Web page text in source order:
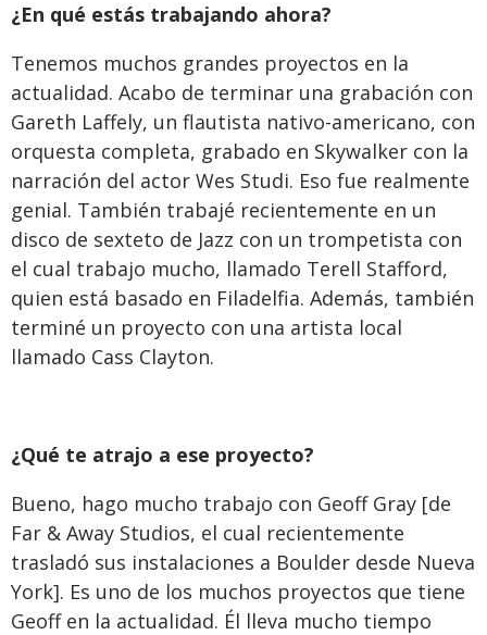
¿En qué estás trabajando ahora?
Tenemos muchos grandes proyectos en la
actualidad. Acabo de terminar una grabación con
Gareth Laffely, un flautista nativo-americano, con
orquesta completa, grabado en Skywalker con la
narración del actor Wes Studi. Eso fue realmente
genial. También trabajé recientemente en un
disco de sexteto de Jazz con un trompetista con
el cual trabajo mucho, llamado Terell Stafford,
quien está basado en Filadelfia. Además, también
terminé un proyecto con una artista local
llamado Cass Clayton.
¿Qué te atrajo a ese proyecto?
Bueno, hago mucho trabajo con Geoff Gray [de
Far & Away Studios, el cual recientemente
trasladó sus instalaciones a Boulder desde Nueva
York]. Es uno de los muchos proyectos que tiene
Geoff en la actualidad. Él lleva mucho tiempo